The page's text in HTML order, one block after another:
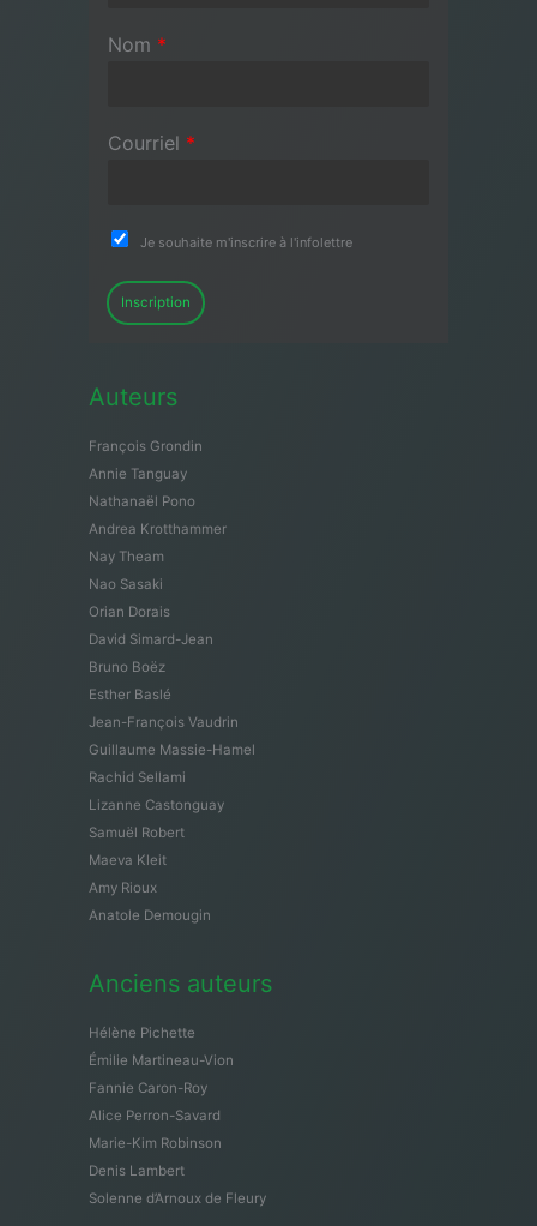
Nom *
Courriel *
Je souhaite m'inscrire à l'infolettre
Inscription
Auteurs
François Grondin
Annie Tanguay
Nathanaël Pono
Andrea Krotthammer
Nay Theam
Nao Sasaki
Orian Dorais
David Simard-Jean
Bruno Boëz
Esther Baslé
Jean-François Vaudrin
Guillaume Massie-Hamel
Rachid Sellami
Lizanne Castonguay
Samuël Robert
Maeva Kleit
Amy Rioux
Anatole Demougin
Anciens auteurs
Hélène Pichette
Émilie Martineau-Vion
Fannie Caron-Roy
Alice Perron-Savard
Marie-Kim Robinson
Denis Lambert
Solenne d’Arnoux de Fleury